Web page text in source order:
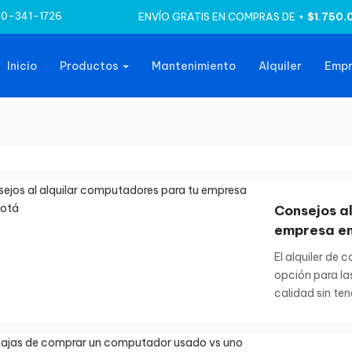
341-1726 ENVÍO GRATIS EN COMPRAS DE +
Inicio Productos Mantenimiento Alquiler
Consejos
empresa
El alquiler de
opción para
calidad sin